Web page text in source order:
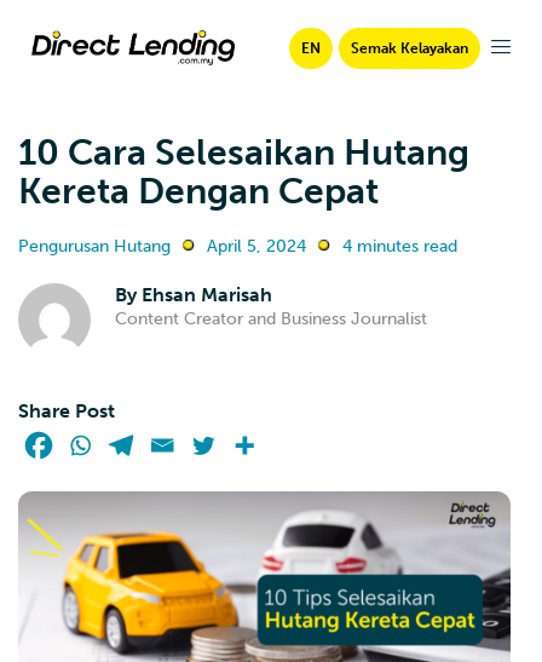
EN Semak Kelayakan
10 Cara Selesaikan Hutang
Kereta Dengan Cepat
Pengurusan Hutang April 5, 2024 4 minutes read
By Ehsan Marisah
Content Creator and Business Journalist
Share Post